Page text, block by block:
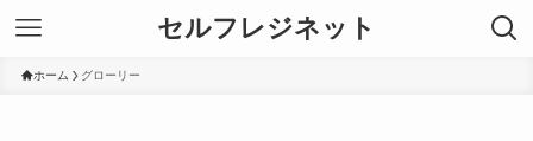
セルフレジネット
ホーム グローリー